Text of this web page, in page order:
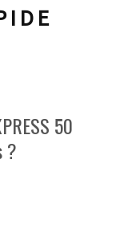
50
?